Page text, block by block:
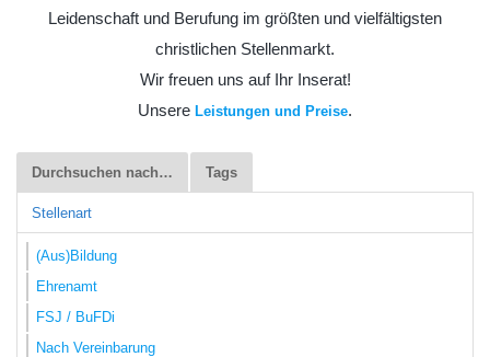
Leidenschaft und Berufung im größten und vielfältigsten
christlichen Stellenmarkt.
Wir freuen uns auf Ihr Inserat!
Unsere Leistungen und Preise.
Durchsuchen nach… Tags
Stellenart
(Aus)Bildung
Ehrenamt
FSJ / BuFDi
Nach Vereinbarung